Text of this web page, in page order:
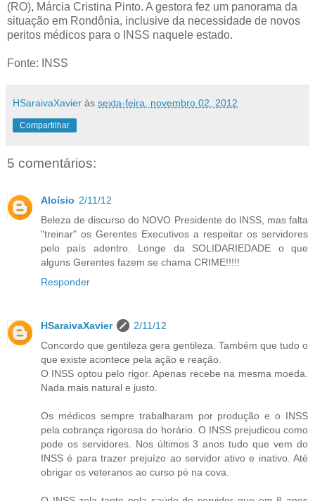
(RO), Márcia Cristina Pinto. A gestora fez um panorama da
situação em Rondônia, inclusive da necessidade de novos
peritos médicos para o INSS naquele estado.
Fonte: INSS
HSaraivaXavier às sexta-feira, novembro 02, 2012
Compartilhar
5 comentários:
Aloísio 2/11/12
Beleza de discurso do NOVO Presidente do INSS, mas falta
"treinar" os Gerentes Executivos a respeitar os servidores
pelo país adentro. Longe da SOLIDARIEDADE o que
alguns Gerentes fazem se chama CRIME!!!!!
Responder
HSaraivaXavier
2/11/12
Concordo que gentileza gera gentileza. Também que tudo o
que existe acontece pela ação e reação.
O INSS optou pelo rigor. Apenas recebe na mesma moeda.
Nada mais natural e justo.
Os médicos sempre trabalharam por produção e o INSS
pela cobrança rigorosa do horário. O INSS prejudicou como
pode os servidores. Nos últimos 3 anos tudo que vem do
INSS é para trazer prejuízo ao servidor ativo e inativo. Até
obrigar os veteranos ao curso pé na cova.